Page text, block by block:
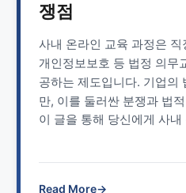
쟁점
사내 온라인 교육 과정은
개인정보보호 등 법정 의무
공하는 제도입니다. 기업의
만, 이를 둘러싼 분쟁과 법
이 글을 통해 당신에게 사
Read More→